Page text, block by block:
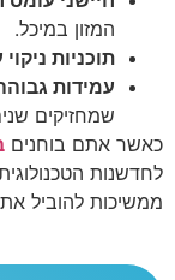
המזון במיכל.
תוכניות
עמידות
שמחזיקים
כאשר אתם בוחנים
לחדשנות
ממשיכות להוביל